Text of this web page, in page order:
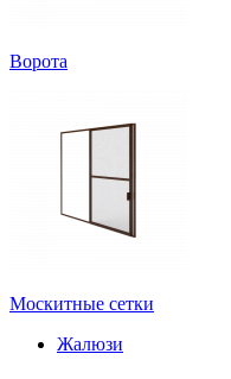
Ворота
Москитные сетки
Жалюзи